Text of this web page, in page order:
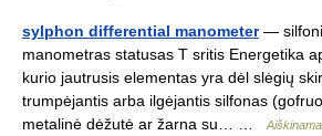
sylphon differential manometer—
manometras statusas T sritis Energetika
kurio jautrusis elementas yra dėl slėgių
trumpėjantis arba ilgėjantis silfonas
metalinė dėžutė ar žarna su… …